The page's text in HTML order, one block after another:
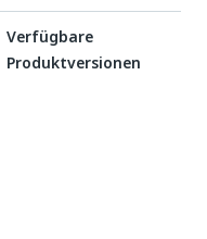
Verfügbare
Produktversionen